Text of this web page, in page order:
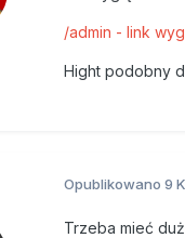
/admin - link
Hight podobny
Opublikowano 9
Trzeba mieć